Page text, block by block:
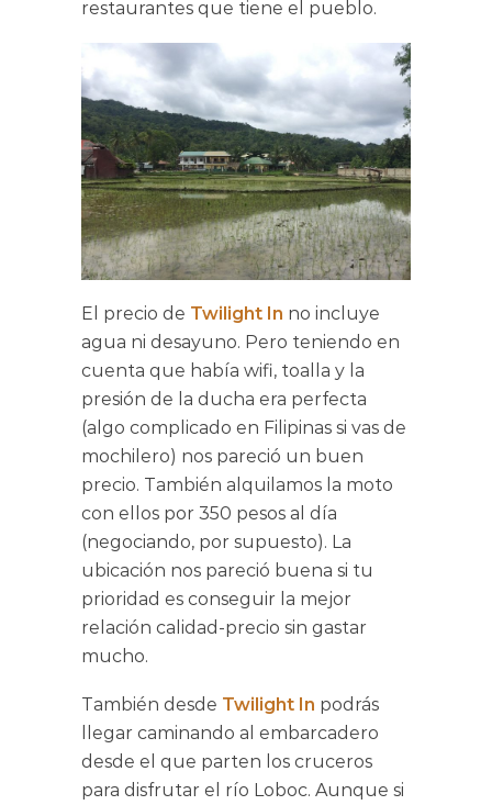
restaurantes que tiene el pueblo.
El precio de Twilight In no incluye
agua ni desayuno. Pero teniendo en
cuenta que había wifi, toalla y la
presión de la ducha era perfecta
(algo complicado en Filipinas si vas de
mochilero) nos pareció un buen
precio. También alquilamos la moto
con ellos por 350 pesos al día
(negociando, por supuesto). La
ubicación nos pareció buena si tu
prioridad es conseguir la mejor
relación calidad-precio sin gastar
mucho.
También desde Twilight In podrás
llegar caminando al embarcadero
desde el que parten los cruceros
para disfrutar el río Loboc. Aunque si